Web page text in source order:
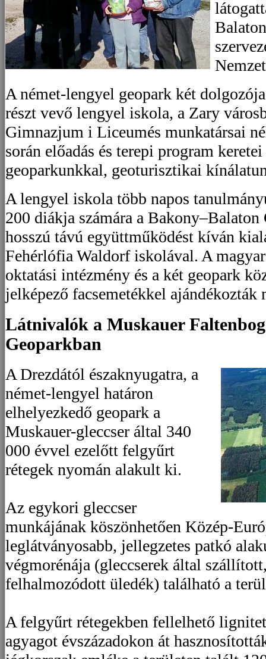
A német-lengyel geopark két
részt vevő lengyel iskola, a Zary
Gimnazjum i Liceumés munkatársai
során előadás és terepi program
geoparkunkkal, geoturisztikai
A lengyel iskola több napos
200 diákja számára a
hosszú távú együttműködést kíván
Fehérlófia Waldorf iskolával. A
oktatási intézmény és a két geopark
jelképező facsemetékkel ajándékozták
Látnivalók a Muskauer
Geoparkban
A Drezdától északnyugatra, a
német-lengyel határon
elhelyezkedő geopark a
Muskauer-gleccser által 340
000 évvel ezelőtt felgyűrt
rétegek nyomán alakult ki.
Az egykori gleccser
munkájának köszönhetően Közép-
leglátványosabb, jellegzetes patkó
végmorénája (gleccserek által
felhalmozódott üledék) található a
A felgyűrt rétegekben fellelhető
agyagot évszázadokon át